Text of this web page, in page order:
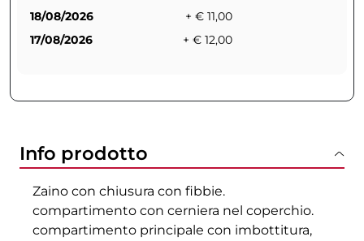
18/08/2026
+ € 11,00
17/08/2026
+ € 12,00
Info prodotto
Zaino con chiusura con fibbie.
compartimento con cerniera nel coperchio.
compartimento principale con imbottitura,